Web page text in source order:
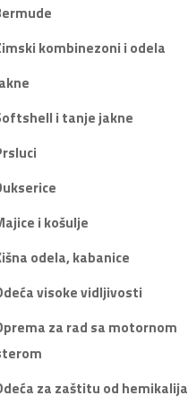
kombinezoni i odela
i tanje jakne
i košulje
odela, kabanice
visoke vidljivosti
za rad sa motornom
za zaštitu od hemikalija